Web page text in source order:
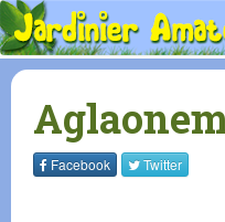
Facebook Twitter